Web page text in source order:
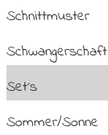
Schnittmuster
Schwangerschaft
Set´s
Sommer/Sonne